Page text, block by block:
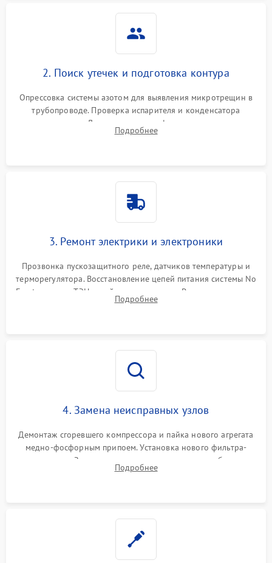
2. Поиск утечек и подготовка контура
Опрессовка системы азотом для выявления микротрещин в
трубопроводе. Проверка испарителя и конденсатора
течеискателем. Демонтаж старого фильтра-осушителя и
продувка капиллярной трубки для устранения засоров.
Подробнее
3. Ремонт электрики и электроники
Прозвонка пускозащитного реле, датчиков температуры и
терморегулятора. Восстановление цепей питания системы No
Frost, включая ТЭН оттайки и вентилятор. Ремонт или замена
платы управления при сбоях алгоритмов.
Подробнее
4. Замена неисправных узлов
Демонтаж сгоревшего компрессора и пайка нового агрегата
медно-фосфорным припоем. Установка нового фильтра-
осушителя. Замена изношенных вентиляторов обдува,
сломанных заслонок или поврежденных дверных петель.
Подробнее